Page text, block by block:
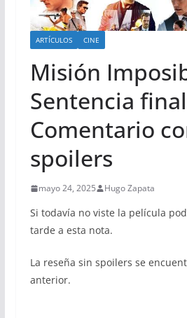
ARTÍCULOS CINE
Misión
Sentencia
Comentario
spoilers
mayo 24, 2025 Hugo Zapata
Si todavía no viste la película
tarde a esta nota.
La reseña sin spoilers se
anterior.